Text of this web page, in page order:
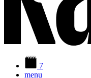
7
menu